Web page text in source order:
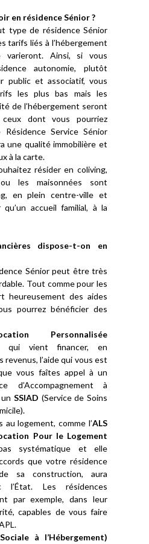
en résidence Sénior ?
type de résidence Sénior
tarifs liés à l’hébergement
varieront. Ainsi, si vous
autonomie, plutôt
public et associatif, vous
les plus bas mais les
de l’hébergement seront
dont vous pourriez
Service Sénior
une qualité immobilière et
à la carte.
résider en coliving,
les maisonnées sont
en plein centre-ville et
accueil familial, à la
dispose-t-on en
Sénior peut être très
Tout comme pour les
heureusement des aides
pourrez bénéficier des
Personnalisée
qui vient financer, en
revenus, l’aide qui vous est
vous faîtes appel à un
d’Accompagnement à
SSIAD (Service de Soins
au logement, comme l’ALS
Pour le Logement
systématique et elle
que votre résidence
sa construction, aura
l’État. Les résidences
par exemple, dans leur
capables de vous faire
à l’Hébergement)